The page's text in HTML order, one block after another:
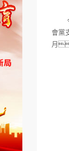
今
會黨
月